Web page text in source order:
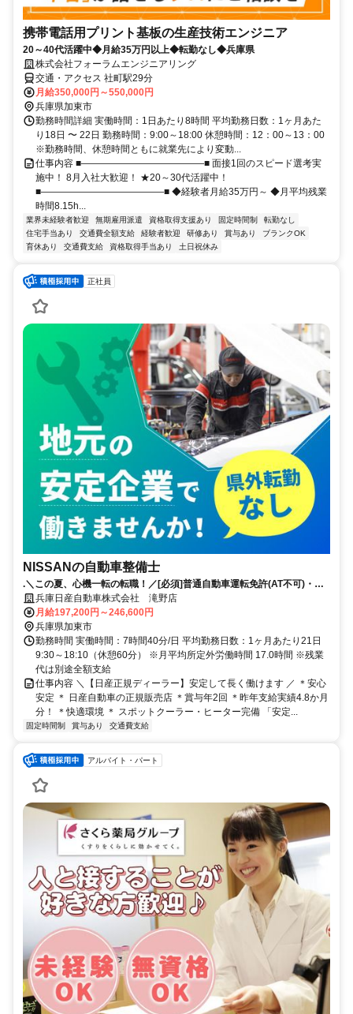
携帯電話用プリント基板の生産技術エンジニア
20～40代活躍中◆月給35万円以上◆転勤なし◆兵庫県
株式会社フォーラムエンジニアリング
交通・アクセス 社町駅29分
月給350,000円～550,000円
兵庫県加東市
勤務時間詳細 実働時間：1日あたり8時間 平均勤務日数：1ヶ月あた
り18日 〜 22日 勤務時間：9:00～18:00 休憩時間：12：00～13：00
※勤務時間、休憩時間ともに就業先により変動...
仕事内容 ■―――――――――――――■ 面接1回のスピード選考実
施中！ 8月入社大歓迎！ ★20～30代活躍中！
■―――――――――――――■ ◆経験者月給35万円～ ◆月平均残業
時間8.15h...
業界未経験者歓迎 無期雇用派遣 資格取得支援あり 固定時間制
転勤なし
住宅手当あり
交通費全額支給 経験者歓迎 研修あり 賞与あり
ブランクOK
育休あり
交通費支給 資格取得手当あり 土日祝休み
正社員
NISSANの自動車整備士
.＼この夏、心機一転の転職！／[必須]普通自動車運転免許(AT不可)・自
動車整備士国家2級以上｜賞与4.8か月分（昨年実績）｜年間休日123日
兵庫日産自動車株式会社 滝野店
月給197,200円～246,600円
兵庫県加東市
勤務時間 実働時間：7時間40分/日 平均勤務日数：1ヶ月あたり21日
9:30～18:10（休憩60分） ※月平均所定外労働時間 17.0時間 ※残業
代は別途全額支給
仕事内容 ＼【日産正規ディーラー】安定して長く働けます ／ ＊安心
安定 ＊ 日産自動車の正規販売店 ＊賞与年2回 ＊昨年支給実績4.8か月
分！ ＊快適環境 ＊ スポットクーラー・ヒーター完備 「安定...
固定時間制 賞与あり 交通費支給
アルバイト・パート